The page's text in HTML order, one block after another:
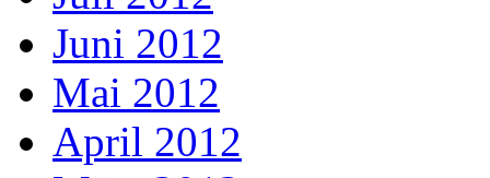
Juni 2012
Mai 2012
April 2012